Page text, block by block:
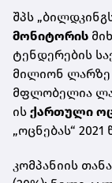
შპს
მონიტორის
ტენდერების
მილიონ ლარზე
მფლობელია
ის ქართული
„ოცნებას“
კომპანიის